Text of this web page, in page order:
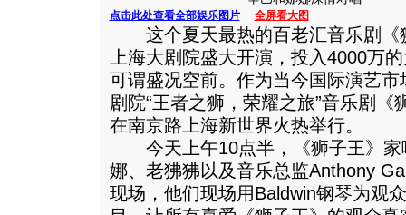
点击此处查看全部娱乐图片 全屏看大图
这个夏天最热的百老汇音乐剧《
上海大剧院盛大开演，投入4000万
可谓盛况空前。作为当今国际演艺
剧院“王者之狮，荣耀之旅”音乐剧
在南京路上海新世界火热举行。
今天上午10点半，《狮子王》家
娜、老狒狒以及音乐总监Anthony
现场，他们现场用Baldwin钢琴为观